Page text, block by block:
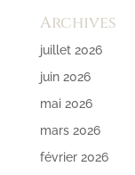
Archives
juillet 2026
juin 2026
mai 2026
mars 2026
février 2026